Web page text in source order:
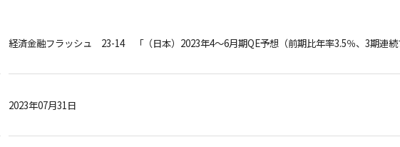
経済金融フラッシュ 23-14 「（日本）2023年4～6月期QE予想（前期比年率3.5％、3期連続
2023年07月31日